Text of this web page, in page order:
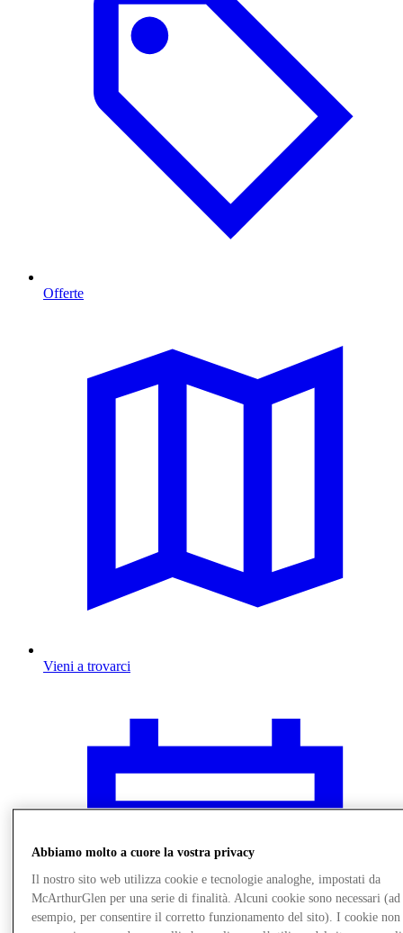
Offerte
Vieni a trovarci
Abbiamo molto a cuore la vostra privacy
Il nostro sito web utilizza cookie e tecnologie analoghe, impostati da
McArthurGlen per una serie di finalità. Alcuni cookie sono necessari (ad
esempio, per consentire il corretto funzionamento del sito). I cookie non